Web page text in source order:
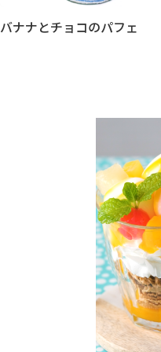
バナナとチョコのパフェ